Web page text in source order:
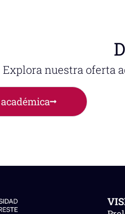
Explora nuestra oferta